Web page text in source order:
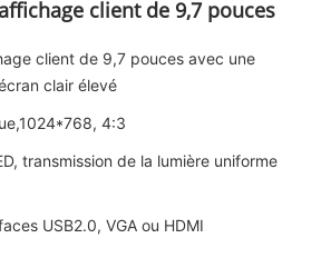
client de 9,7 pouces
client de 9,7 pouces avec une
clair élevé
4:3
transmission de la lumière uniforme
USB2.0, VGA ou HDMI